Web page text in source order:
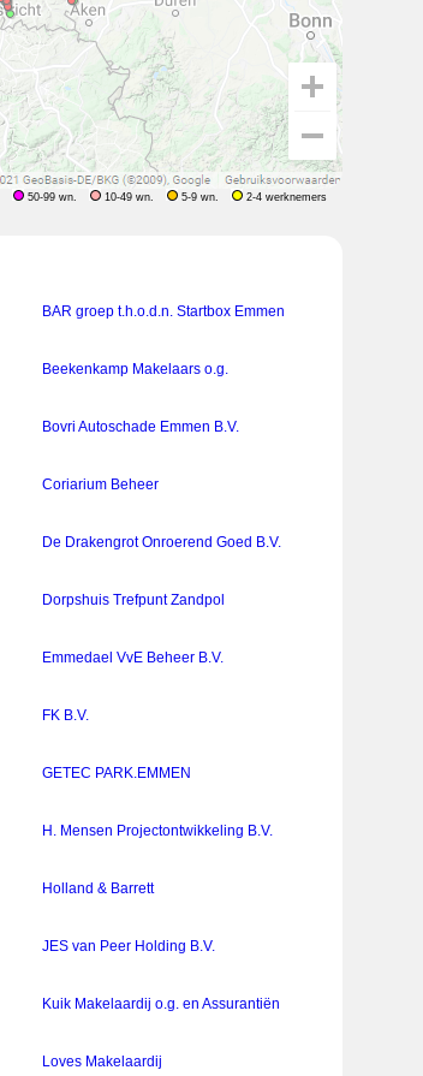
50-99 wn. 10-49 wn. 5-9 wn. 2-4 werknemers
BAR groep t.h.o.d.n. Startbox Emmen
Beekenkamp Makelaars o.g.
Bovri Autoschade Emmen B.V.
Coriarium Beheer
De Drakengrot Onroerend Goed B.V.
Dorpshuis Trefpunt Zandpol
Emmedael VvE Beheer B.V.
FK B.V.
GETEC PARK.EMMEN
H. Mensen Projectontwikkeling B.V.
Holland & Barrett
JES van Peer Holding B.V.
Kuik Makelaardij o.g. en Assurantiën
Loves Makelaardij